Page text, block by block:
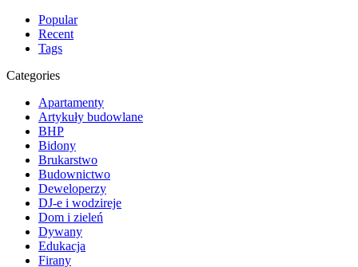
Popular
Recent
Tags
Categories
Apartamenty
Artykuły budowlane
BHP
Bidony
Brukarstwo
Budownictwo
Deweloperzy
DJ-e i wodzireje
Dom i zieleń
Dywany
Edukacja
Firany